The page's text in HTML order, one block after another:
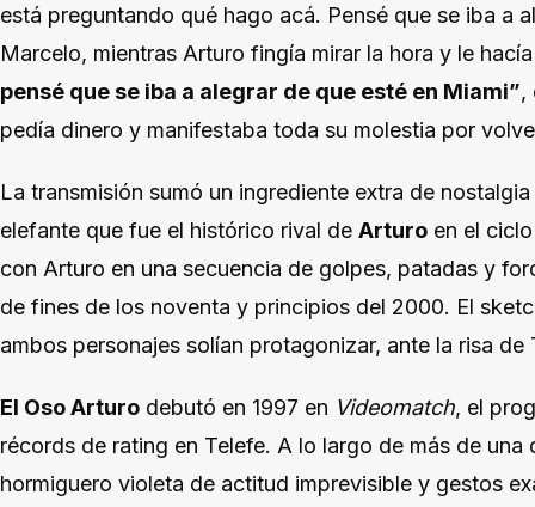
está preguntando qué hago acá. Pensé que se iba a
Marcelo, mientras Arturo fingía mirar la hora y le
pensé que se iba a alegrar de que esté en Miami”,
pedía dinero y manifestaba toda su molestia por
La transmisión sumó un ingrediente extra de
elefante que fue el histórico rival de Arturo en el
con Arturo en una secuencia de golpes, patadas y
de fines de los noventa y principios del 2000. El
ambos personajes solían protagonizar, ante la risa de
El Oso Arturo debutó en 1997 en Videomatch, el
récords de rating en Telefe. A lo largo de más de
hormiguero violeta de actitud imprevisible y gestos